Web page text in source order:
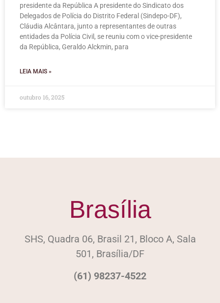
presidente da República A presidente do Sindicato dos
Delegados de Polícia do Distrito Federal (Sindepo-DF),
Cláudia Alcântara, junto a representantes de outras
entidades da Polícia Civil, se reuniu com o vice-presidente
da República, Geraldo Alckmin, para
LEIA MAIS »
outubro 16, 2025
Brasília
SHS, Quadra 06, Brasil 21, Bloco A, Sala
501, Brasília/DF
(61) 98237-4522